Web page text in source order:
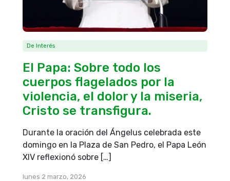
De Interés
El Papa: Sobre todo los
cuerpos flagelados por la
violencia, el dolor y la miseria,
Cristo se transfigura.
Durante la oración del Ángelus celebrada este
domingo en la Plaza de San Pedro, el Papa León
XIV reflexionó sobre […]
lunes 2 marzo, 2026